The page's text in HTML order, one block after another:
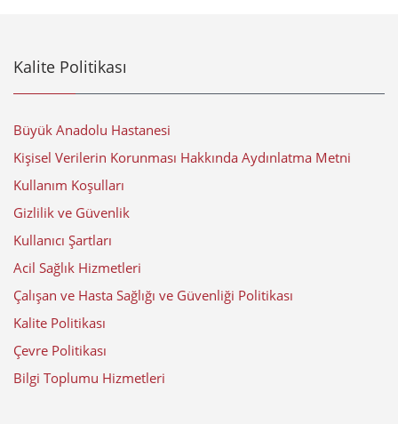
Kalite Politikası
Büyük Anadolu Hastanesi
Kişisel Verilerin Korunması Hakkında Aydınlatma Metni
Kullanım Koşulları
Gizlilik ve Güvenlik
Kullanıcı Şartları
Acil Sağlık Hizmetleri
Çalışan ve Hasta Sağlığı ve Güvenliği Politikası
Kalite Politikası
Çevre Politikası
Bilgi Toplumu Hizmetleri